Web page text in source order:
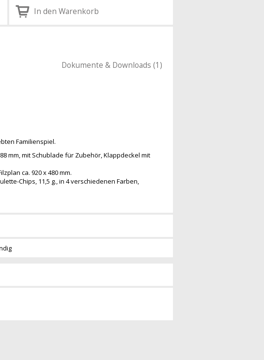
In den Warenkorb
Dokumente & Downloads (1)
Familienspiel.
mm, mit Schublade für Zubehör, Klappdeckel mit
ca. 920 x 480 mm.
Chips, 11,5 g., in 4 verschiedenen Farben,